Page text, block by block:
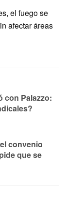
el fuego se
afectar áreas
con Palazzo:
convenio
que se